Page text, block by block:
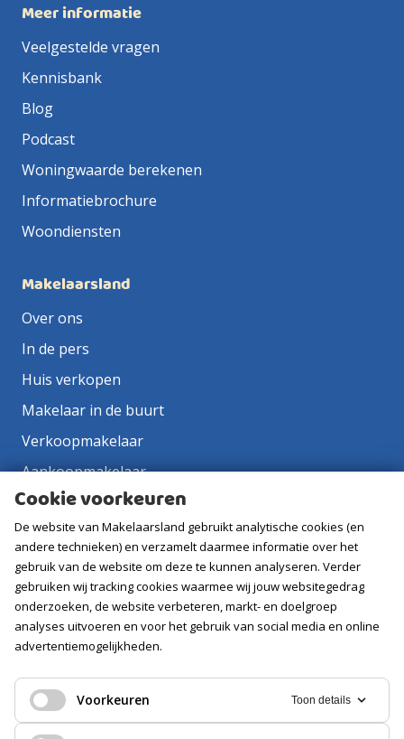
Meer informatie
Veelgestelde vragen
Kennisbank
Blog
Podcast
Woningwaarde berekenen
Informatiebrochure
Woondiensten
Makelaarsland
Over ons
In de pers
Huis verkopen
Makelaar in de buurt
Verkoopmakelaar
Aankoopmakelaar
Contact
Vacatures
Volg ons
Cookie voorkeuren
De website van Makelaarsland gebruikt analytische cookies (en
andere technieken) en verzamelt daarmee informatie over het
gebruik van de website om deze te kunnen analyseren. Verder
gebruiken wij tracking cookies waarmee wij jouw websitegedrag
onderzoeken, de website verbeteren, markt- en doelgroep
analyses uitvoeren en voor het gebruik van social media en online
advertentiemogelijkheden.
Voorkeuren Toon details